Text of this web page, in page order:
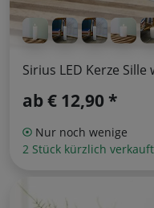
Sirius LED Kerze
ab€ 12,90 *
Nur noch wenige
2 Stück kürzlich verkauft